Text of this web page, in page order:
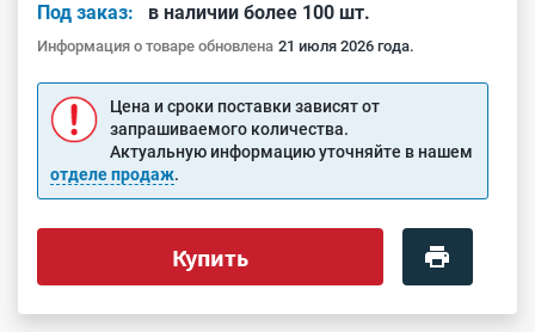
Под заказ:
в наличии более 100 шт.
Информация о товаре обновлена 21 июля 2026 года.
Цена и сроки поставки зависят от
запрашиваемого количества.
Актуальную информацию уточняйте в нашем
отделе продаж.
Купить